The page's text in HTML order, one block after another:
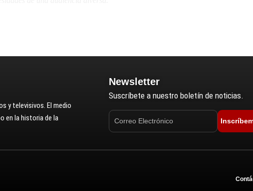
y televisivos. El medio
en la historia de la
Newsletter
Suscríbete a nuestro boletín de noticias.